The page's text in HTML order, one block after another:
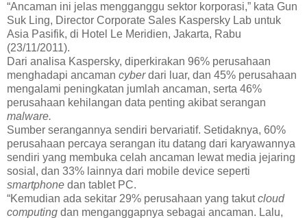
“Ancaman ini jelas mengganggu sektor korporasi,” kata Gun
Suk Ling, Director Corporate Sales Kaspersky Lab untuk
Asia Pasifik, di Hotel Le Meridien, Jakarta, Rabu
(23/11/2011).
Dari analisa Kaspersky, diperkirakan 96% perusahaan
menghadapi ancaman cyberdari luar, dan 45% perusahaan
mengalami peningkatan jumlah ancaman, serta 46%
perusahaan kehilangan data penting akibat serangan
malware.
Sumber serangannya sendiri bervariatif. Setidaknya, 60%
perusahaan percaya serangan itu datang dari karyawannya
sendiri yang membuka celah ancaman lewat media jejaring
sosial, dan 33% lainnya dari mobile device seperti
smartphone dan tablet PC.
“Kemudian ada sekitar 29% perusahaan yang takutcloud
computing dan menganggapnya sebagai ancaman. Lalu,